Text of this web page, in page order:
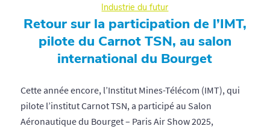
Industrie du futur
Retour sur la participation de l’IMT,
pilote du Carnot TSN, au salon
international du Bourget
Cette année encore, l’Institut Mines-Télécom (IMT), qui
pilote l’institut Carnot TSN, a participé au Salon
Aéronautique du Bourget – Paris Air Show 2025,